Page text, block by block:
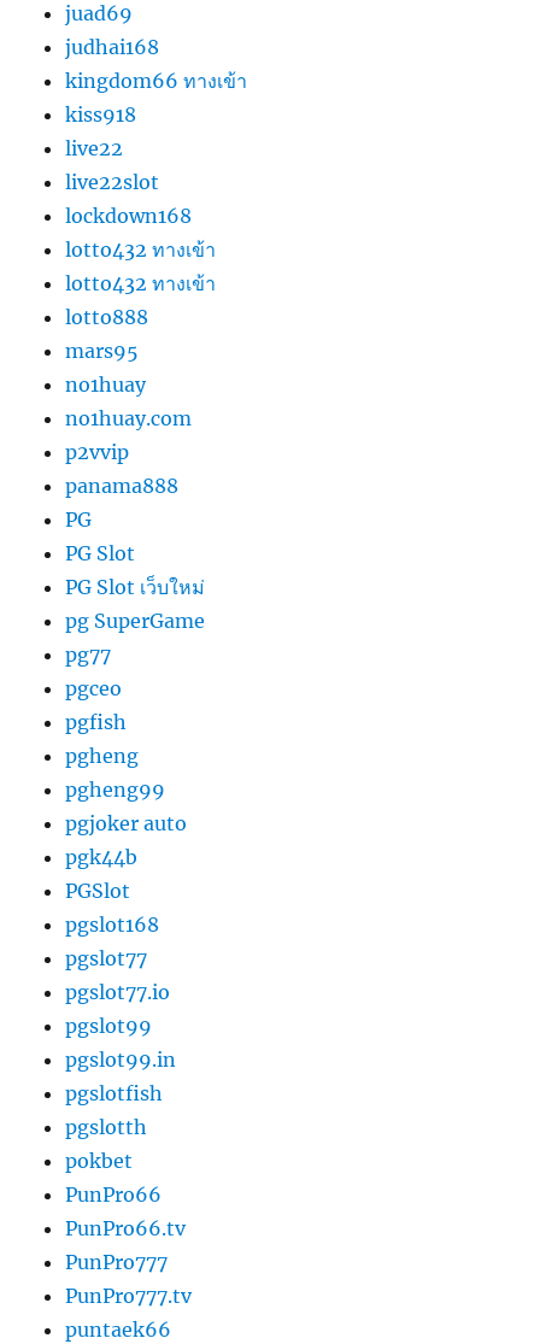
juad69
judhai168
kingdom66 ทางเข้า
kiss918
live22
live22slot
lockdown168
lotto432 ทางเข้า
lotto432 ทางเข้า
lotto888
mars95
no1huay
no1huay.com
p2vvip
panama888
PG
PG Slot
PG Slot เว็บใหม่
pg SuperGame
pg77
pgceo
pgfish
pgheng
pgheng99
pgjoker auto
pgk44b
PGSlot
pgslot168
pgslot77
pgslot77.io
pgslot99
pgslot99.in
pgslotfish
pgslotth
pokbet
PunPro66
PunPro66.tv
PunPro777
PunPro777.tv
puntaek66